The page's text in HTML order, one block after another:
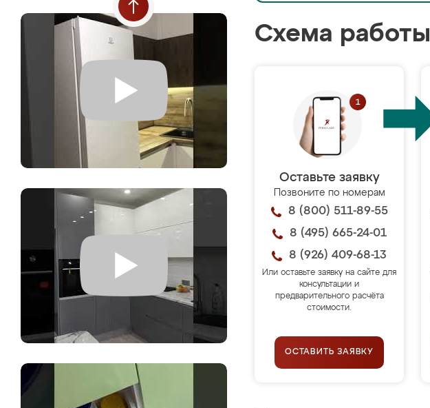
Схема работы
Оставьте заявку
Позвоните по номерам
8 (800) 511-89-55
8 (495) 665-24-01
8 (926) 409-68-13
Или оставьте заявку на сайте для
консультации и
предварительного расчёта
стоимости.
ОСТАВИТЬ ЗАЯВКУ